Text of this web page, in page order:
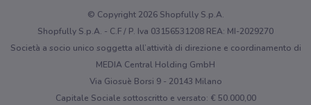
© Copyright 2026 Shopfully S.p.A.
Shopfully S.p.A. - C.F / P. Iva 03156531208 REA: MI-2029270
Società a socio unico soggetta all’attività di direzione e coordinamento di
MEDIA Central Holding GmbH
Via Giosuè Borsi 9 - 20143 Milano
Capitale Sociale sottoscritto e versato: € 50.000,00